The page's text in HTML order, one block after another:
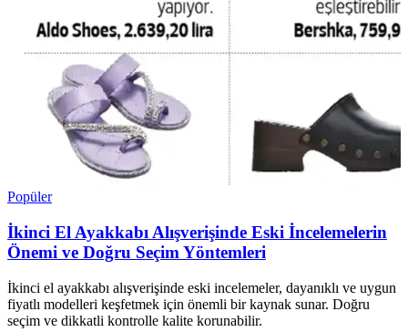
Popüler
İkinci El Ayakkabı Alışverişinde Eski İncelemelerin
Önemi ve Doğru Seçim Yöntemleri
İkinci el ayakkabı alışverişinde eski incelemeler, dayanıklı ve uygun
fiyatlı modelleri keşfetmek için önemli bir kaynak sunar. Doğru
seçim ve dikkatli kontrolle kalite korunabilir.